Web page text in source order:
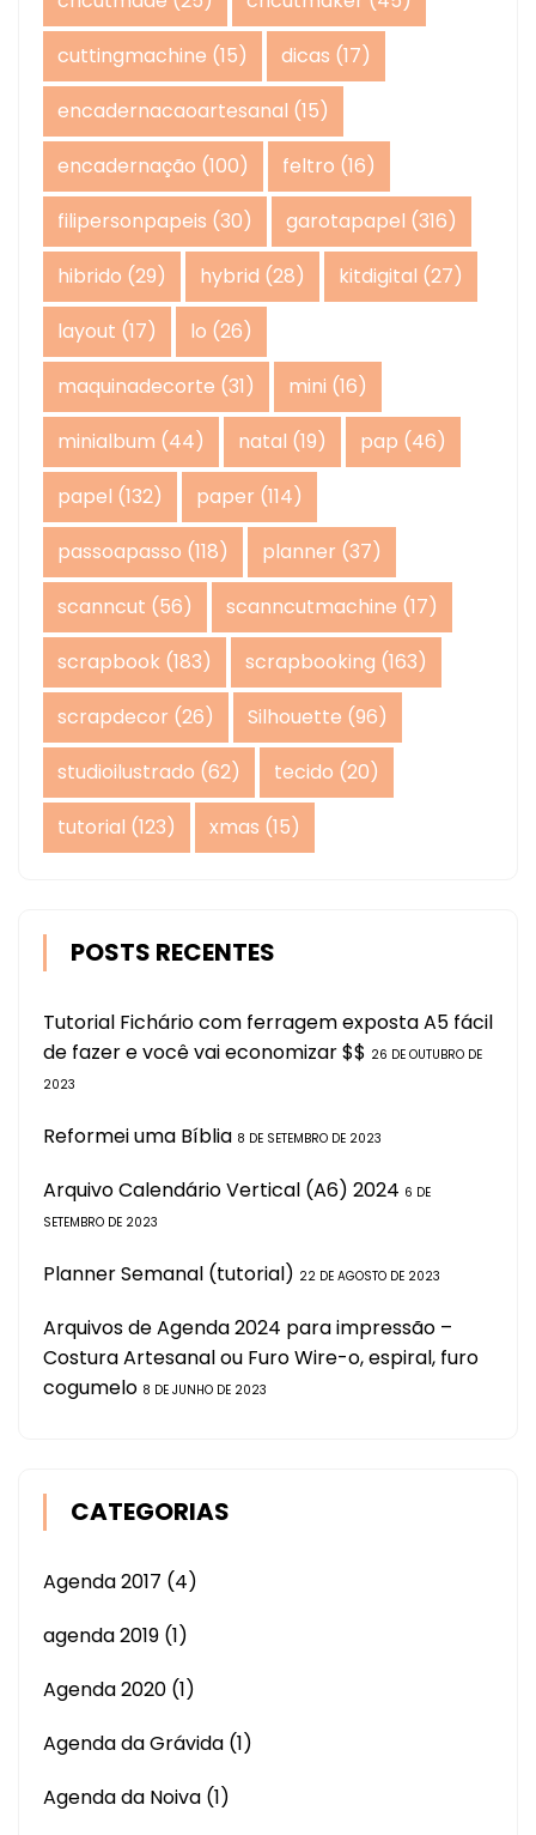
cuttingmachine (15) dicas (17)
encadernacaoartesanal (15)
encadernação (100) feltro (16)
filipersonpapeis (30) garotapapel (316)
hibrido (29) hybrid (28) kitdigital (27)
layout (17) lo (26)
maquinadecorte (31) mini (16)
minialbum (44) natal (19) pap (46)
papel (132) paper (114)
passoapasso (118) planner (37)
scanncut (56) scanncutmachine (17)
scrapbook (183) scrapbooking (163)
scrapdecor (26) Silhouette (96)
studioilustrado (62) tecido (20)
tutorial (123) xmas (15)
POSTS RECENTES
Tutorial Fichário com ferragem exposta A5 fácil
de fazer e você vai economizar $$ 26 DE OUTUBRO DE
2023
Reformei uma Bíblia 8 DE SETEMBRO DE 2023
Arquivo Calendário Vertical (A6) 2024 6 DE
SETEMBRO DE 2023
Planner Semanal (tutorial) 22 DE AGOSTO DE 2023
Arquivos de Agenda 2024 para impressão –
Costura Artesanal ou Furo Wire-o, espiral, furo
cogumelo 8 DE JUNHO DE 2023
CATEGORIAS
Agenda 2017 (4)
agenda 2019 (1)
Agenda 2020 (1)
Agenda da Grávida (1)
Agenda da Noiva (1)